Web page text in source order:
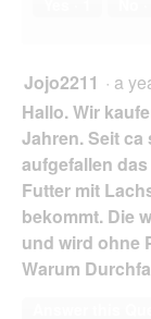
Jojo2211 · a
Hallo. Wir
Jahren. Seit
aufgefallen
Futter mit
bekommt. Die
und wird ohne
Warum